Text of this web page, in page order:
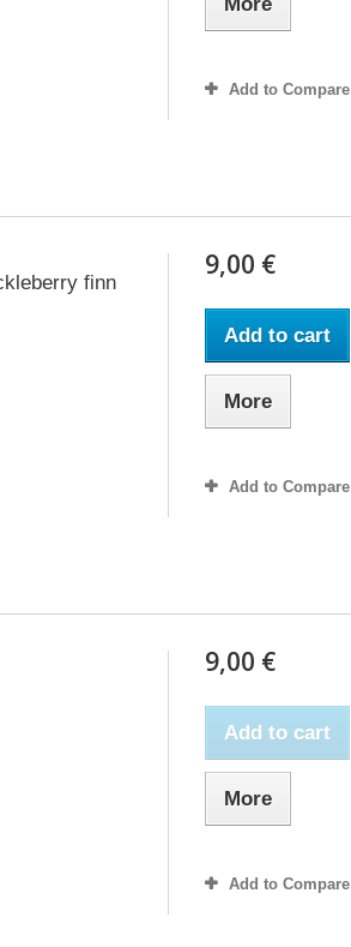
Add to Compare
finn
9,00 €
Add to cart
More
Add to Compare
9,00 €
Add to cart
More
Add to Compare